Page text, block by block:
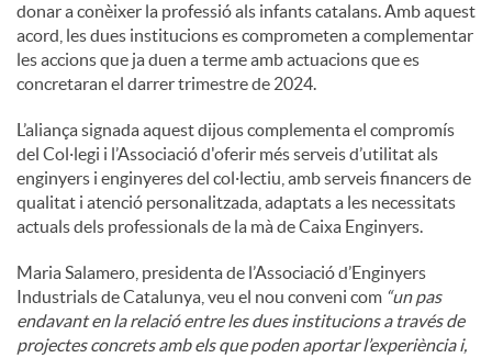
donar a conèixer la professió als infants catalans. Amb aquest
acord, les dues institucions es comprometen a complementar
les accions que ja duen a terme amb actuacions que es
concretaran el darrer trimestre de 2024.
L’aliança signada aquest dijous complementa el compromís
del Col·legi i l’Associació d'oferir més serveis d’utilitat als
enginyers i enginyeres del col·lectiu, amb serveis financers de
qualitat i atenció personalitzada, adaptats a les necessitats
actuals dels professionals de la mà de Caixa Enginyers.
Maria Salamero, presidenta de l’Associació d’Enginyers
Industrials de Catalunya, veu el nou conveni com “un pas
endavant en la relació entre les dues institucions a través de
projectes concrets amb els que poden aportar l’experiència i,